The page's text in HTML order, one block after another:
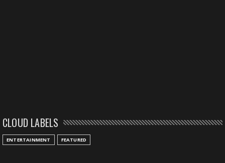
CLOUD LABELS
ENTERTAINMENT FEATURED